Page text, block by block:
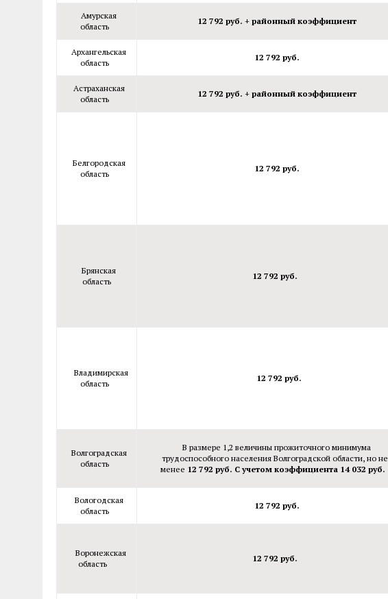
Амурская
область
12 792 руб. + районный коэффициент
Архангельская
область
12 792 руб.
Астраханская
область
12 792 руб. + районный коэффициент
Белгородская
область
12 792 руб.
Брянская
область
12 792 руб.
Владимирская
область
12 792 руб.
Волгоградская
область
В размере 1,2 величины прожиточного минимума
трудоспособного населения Волгоградской области, но не
менее 12 792 руб. С учетом коэффициента 14 032 руб.
Вологодская
область
12 792 руб.
Воронежская
область
12 792 руб.